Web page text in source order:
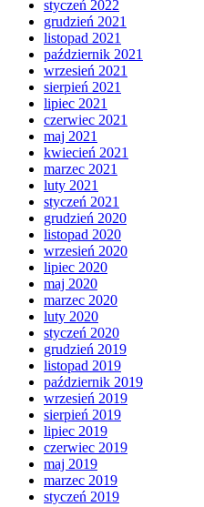
styczeń 2022
grudzień 2021
listopad 2021
październik 2021
wrzesień 2021
sierpień 2021
lipiec 2021
czerwiec 2021
maj 2021
kwiecień 2021
marzec 2021
luty 2021
styczeń 2021
grudzień 2020
listopad 2020
wrzesień 2020
lipiec 2020
maj 2020
marzec 2020
luty 2020
styczeń 2020
grudzień 2019
listopad 2019
październik 2019
wrzesień 2019
sierpień 2019
lipiec 2019
czerwiec 2019
maj 2019
marzec 2019
styczeń 2019